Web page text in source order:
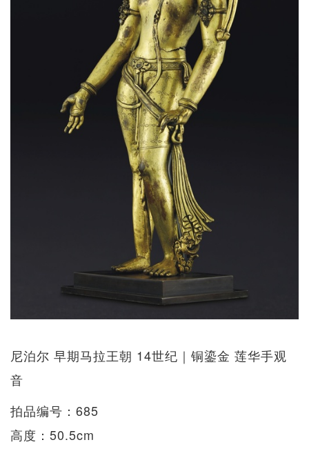
尼泊尔 早期马拉王朝 14世纪｜铜鎏金 莲华手观
音
拍品编号：685
高度：50.5cm